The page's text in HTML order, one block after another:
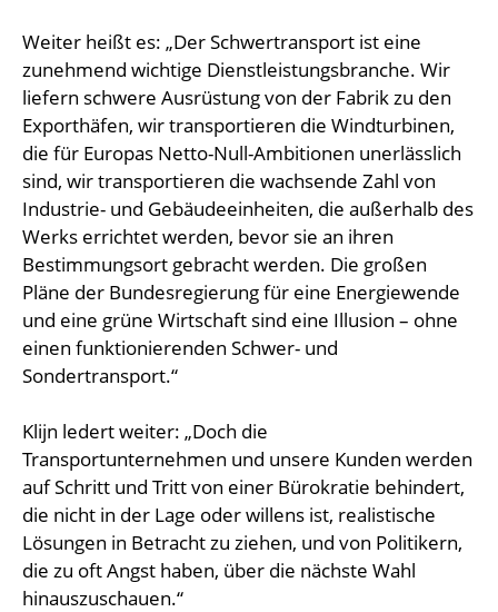
Weiter heißt es: „Der Schwertransport ist eine
zunehmend wichtige Dienstleistungsbranche. Wir
liefern schwere Ausrüstung von der Fabrik zu den
Exporthäfen, wir transportieren die Windturbinen,
die für Europas Netto-Null-Ambitionen unerlässlich
sind, wir transportieren die wachsende Zahl von
Industrie- und Gebäudeeinheiten, die außerhalb des
Werks errichtet werden, bevor sie an ihren
Bestimmungsort gebracht werden. Die großen
Pläne der Bundesregierung für eine Energiewende
und eine grüne Wirtschaft sind eine Illusion – ohne
einen funktionierenden Schwer- und
Sondertransport.“
Klijn ledert weiter: „Doch die
Transportunternehmen und unsere Kunden werden
auf Schritt und Tritt von einer Bürokratie behindert,
die nicht in der Lage oder willens ist, realistische
Lösungen in Betracht zu ziehen, und von Politikern,
die zu oft Angst haben, über die nächste Wahl
hinauszuschauen.“